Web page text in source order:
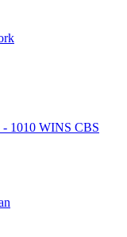
1010 WINS CBS